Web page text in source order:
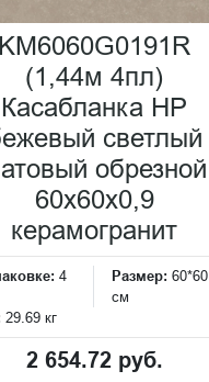
KM6060G0191R
(1,44м 4пл)
Касабланка HP
светлый
обрезной
60x60x0,9
керамогранит
4
Размер: 60*60
см
29.69 кг
2 654.72 руб.